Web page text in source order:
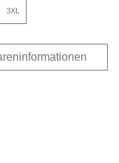
3XL